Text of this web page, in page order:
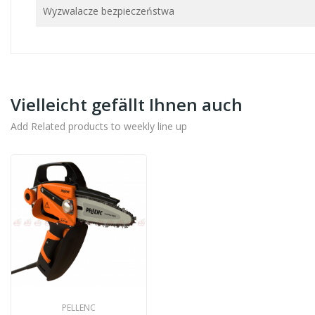
Wyzwalacze bezpieczeństwa
Vielleicht gefällt Ihnen auch
Add Related products to weekly line up
PELLENC